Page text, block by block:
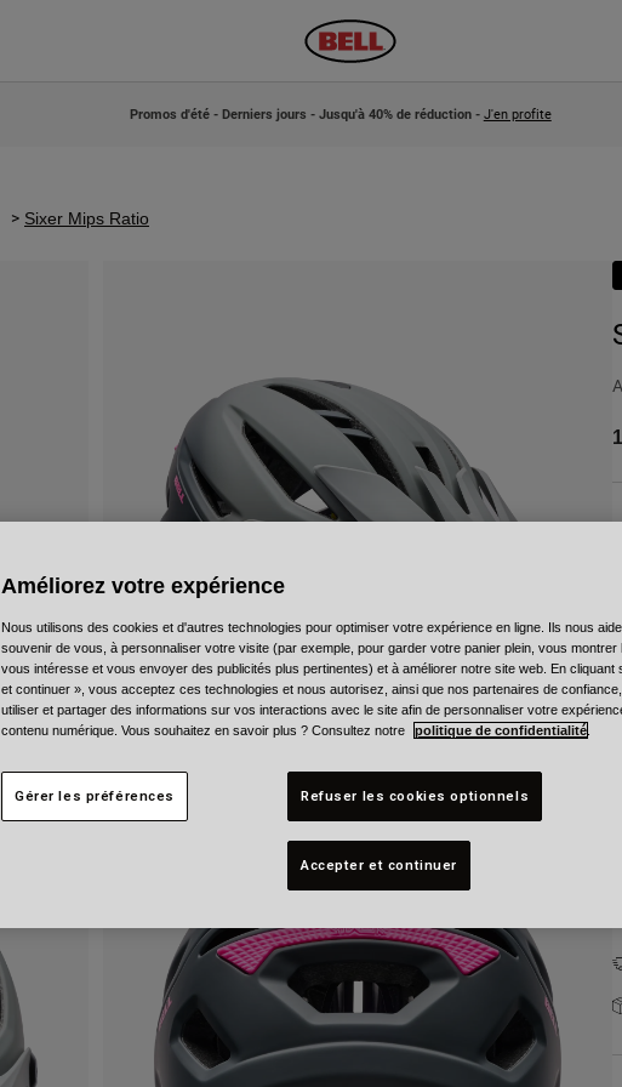
Promos d'été - Derniers jours - Jusqu'à 40% de réduction - J'en profite
Sixer Mips Ratio
Améliorez votre expérience
Nous utilisons des cookies et d'autres technologies pour optimiser votre expérience en ligne. Ils nous
souvenir de vous, à personnaliser votre visite (par exemple, pour garder votre panier plein, vous montrer
vous intéresse et vous envoyer des publicités plus pertinentes) et à améliorer notre site web. En cliquant
et continuer », vous acceptez ces technologies et nous autorisez, ainsi que nos partenaires de confiance,
utiliser et partager des informations sur vos interactions avec le site afin de personnaliser votre
contenu numérique. Vous souhaitez en savoir plus ? Consultez notre
politique de confidentialité
Gérer les préférences Refuser les cookies optionnels
Accepter et continuer